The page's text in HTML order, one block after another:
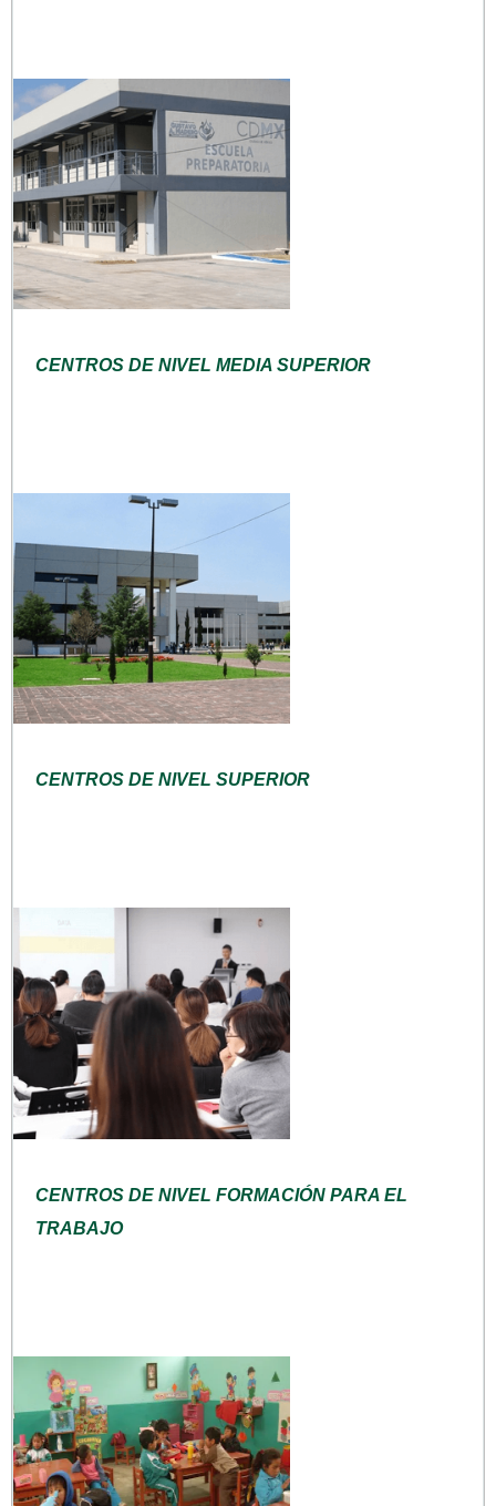
CENTROS DE NIVEL MEDIA SUPERIOR
CENTROS DE NIVEL SUPERIOR
CENTROS DE NIVEL FORMACIÓN PARA EL
TRABAJO